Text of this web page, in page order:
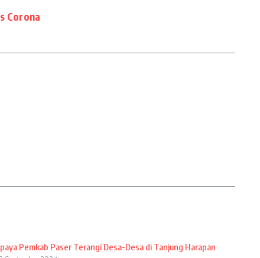
Corona
Pemkab Paser Terangi Desa-Desa di Tanjung Harapan